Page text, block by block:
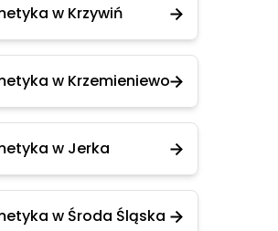
w Krzywiń
w Krzemieniewo
w Jerka
w Środa Śląska